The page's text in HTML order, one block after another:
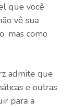
que você
vê sua
mas como
admite que
e outras
para a